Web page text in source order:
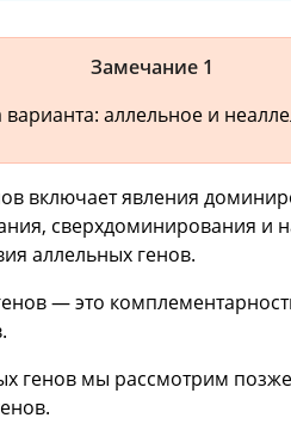
Замечание 1
аллельное и
включает явления
сверхдоминирования и
аллельных генов.
— это
генов мы рассмотрим